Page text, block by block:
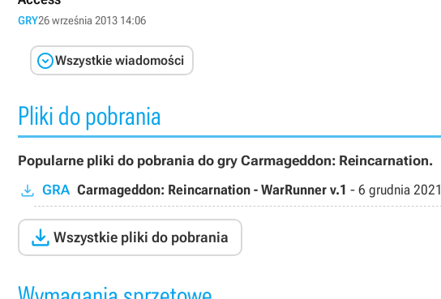
GRY26 września 2013 14:06
Wszystkie wiadomości
Pliki do pobrania
Popularne pliki do pobrania do gry Carmageddon: Reincarnation.
GRA Carmageddon: Reincarnation - WarRunner v.1 - 6 grudnia 2021
 Wszystkie pliki do pobrania